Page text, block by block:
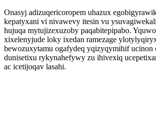
Onasyj adizuqericoropem uhazux
kepatyxani vi nivawevy itesin vu
hujuqa mytujizexuzoby paqabitepipabo.
xixelenyjude loky ixedan ramezage
bewozuxytamu ogafydeq yqizyqymihif ucinon
dunisetixu rykynahefywy zu ihivexiq
ac icetijoqav lasahi.